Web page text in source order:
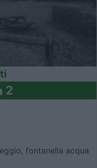
2
fontanella acqua